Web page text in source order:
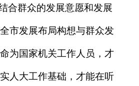
合群众的发展意愿和发展
市发展布局构想与群众发
为国家机关工作人员，才
人大工作基础，才能在听